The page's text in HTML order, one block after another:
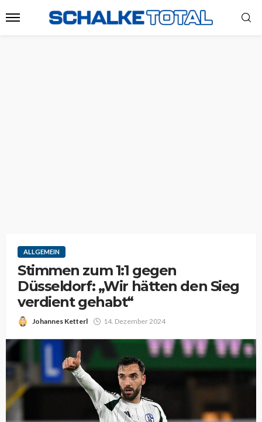
ALLGEMEIN
Stimmen zum 1:1 gegen
Düsseldorf: „Wir hätten den Sieg
verdient gehabt“
Johannes Ketterl 14. Dezember 2024